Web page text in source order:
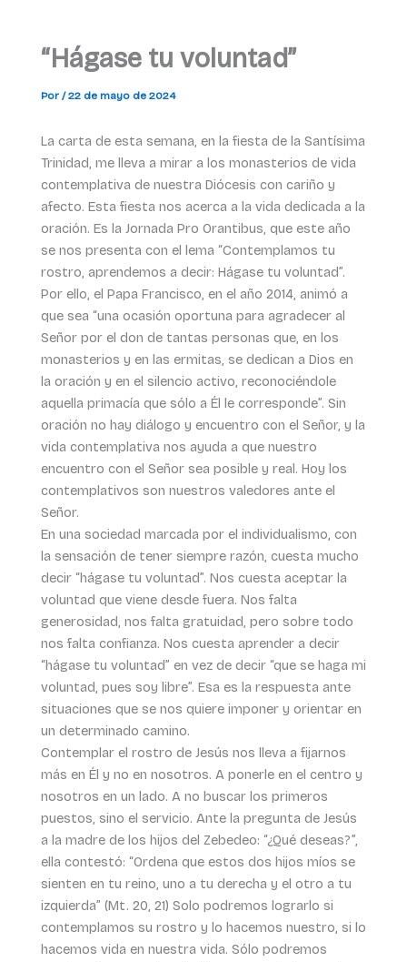
“Hágase tu voluntad”
Por /22 de mayo de 2024
La carta de esta semana, en la fiesta de la Santísima
Trinidad, me lleva a mirar a los monasterios de vida
contemplativa de nuestra Diócesis con cariño y
afecto. Esta fiesta nos acerca a la vida dedicada a la
oración. Es la Jornada Pro Orantibus, que este año
se nos presenta con el lema “Contemplamos tu
rostro, aprendemos a decir: Hágase tu voluntad”.
Por ello, el Papa Francisco, en el año 2014, animó a
que sea “una ocasión oportuna para agradecer al
Señor por el don de tantas personas que, en los
monasterios y en las ermitas, se dedican a Dios en
la oración y en el silencio activo, reconociéndole
aquella primacía que sólo a Él le corresponde”. Sin
oración no hay diálogo y encuentro con el Señor, y la
vida contemplativa nos ayuda a que nuestro
encuentro con el Señor sea posible y real. Hoy los
contemplativos son nuestros valedores ante el
Señor.
En una sociedad marcada por el individualismo, con
la sensación de tener siempre razón, cuesta mucho
decir “hágase tu voluntad”. Nos cuesta aceptar la
voluntad que viene desde fuera. Nos falta
generosidad, nos falta gratuidad, pero sobre todo
nos falta confianza. Nos cuesta aprender a decir
“hágase tu voluntad” en vez de decir “que se haga mi
voluntad, pues soy libre”. Esa es la respuesta ante
situaciones que se nos quiere imponer y orientar en
un determinado camino.
Contemplar el rostro de Jesús nos lleva a fijarnos
más en Él y no en nosotros. A ponerle en el centro y
nosotros en un lado. A no buscar los primeros
puestos, sino el servicio. Ante la pregunta de Jesús
a la madre de los hijos del Zebedeo: “¿Qué deseas?”,
ella contestó: “Ordena que estos dos hijos míos se
sienten en tu reino, uno a tu derecha y el otro a tu
izquierda” (Mt. 20, 21) Solo podremos lograrlo si
contemplamos su rostro y lo hacemos nuestro, si lo
hacemos vida en nuestra vida. Sólo podremos